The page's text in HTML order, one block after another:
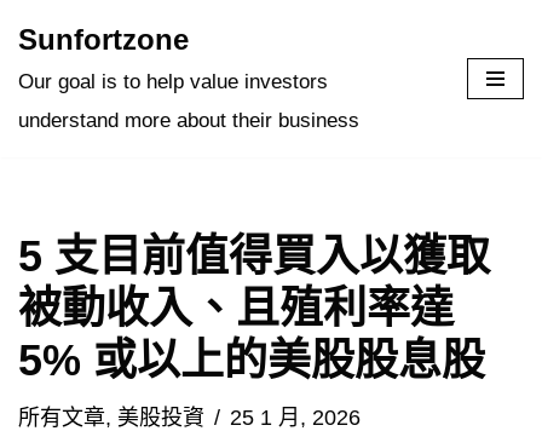
Skip
Sunfortzone
Our goal is to help value investors
understand more about their business
5 支目前值得買入以獲取
被動收入、且殖利率達
5% 或以上的美股股息股
所有文章, 美股投資 25 1 月, 2026